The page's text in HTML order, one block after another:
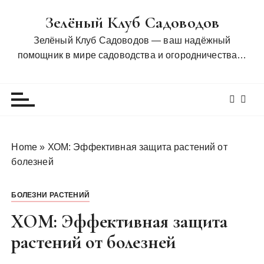
Зелёный Клуб Садоводов
Зелёный Клуб Садоводов — ваш надёжный
помощник в мире садоводства и огородничества…
Home » ХОМ: Эффективная защита растений от
болезней
БОЛЕЗНИ РАСТЕНИЙ
ХОМ: Эффективная защита
растений от болезней